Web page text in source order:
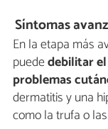
Síntomas
En la etapa más
puededebilitar
problemas
dermatitis y una
como la trufa o